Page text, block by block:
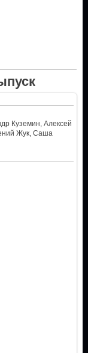
Куземин, Алексей
Жук, Саша